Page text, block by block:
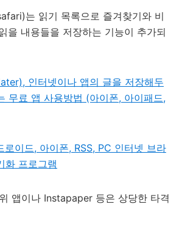
는 읽기 목록으로 즐겨찾기와 비
을 내용들을 저장하는 기능이 추가되
인터넷이나 앱의 글을 저장해두
무료 앱 사용방법 (아이폰, 아이패드,
이드, 아이폰, RSS, PC 인터넷 브라
화 프로그램
앱이나 Instapaper 등은 상당한 타격